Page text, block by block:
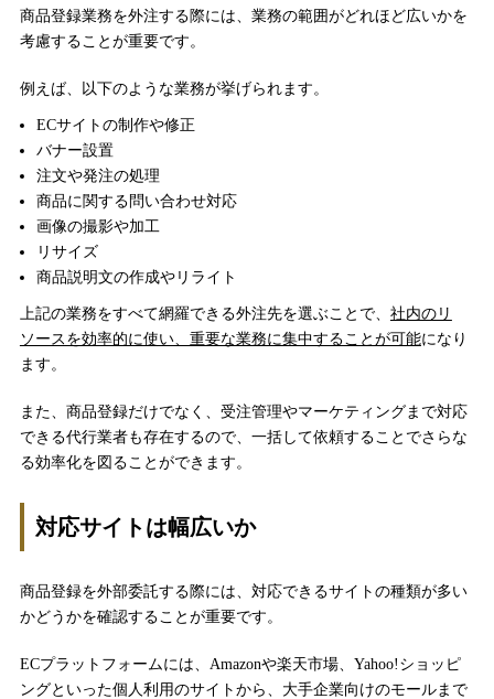
商品登録業務を外注する際には、業務の範囲がどれほど広いかを
考慮することが重要です。
例えば、以下のような業務が挙げられます。
ECサイトの制作や修正
バナー設置
注文や発注の処理
商品に関する問い合わせ対応
画像の撮影や加工
リサイズ
商品説明文の作成やリライト
上記の業務をすべて網羅できる外注先を選ぶことで、 社内のリ
ソースを効率的に使い、重要な業務に集中することが可能になり
ます。
また、商品登録だけでなく、受注管理やマーケティングまで対応
できる代行業者も存在するので、一括して依頼することでさらな
る効率化を図ることができます。
対応サイトは幅広いか
商品登録を外部委託する際には、対応できるサイトの種類が多い
かどうかを確認することが重要です。
ECプラットフォームには、Amazonや楽天市場、Yahoo!ショッピ
ングといった個人利用のサイトから、大手企業向けのモールまで